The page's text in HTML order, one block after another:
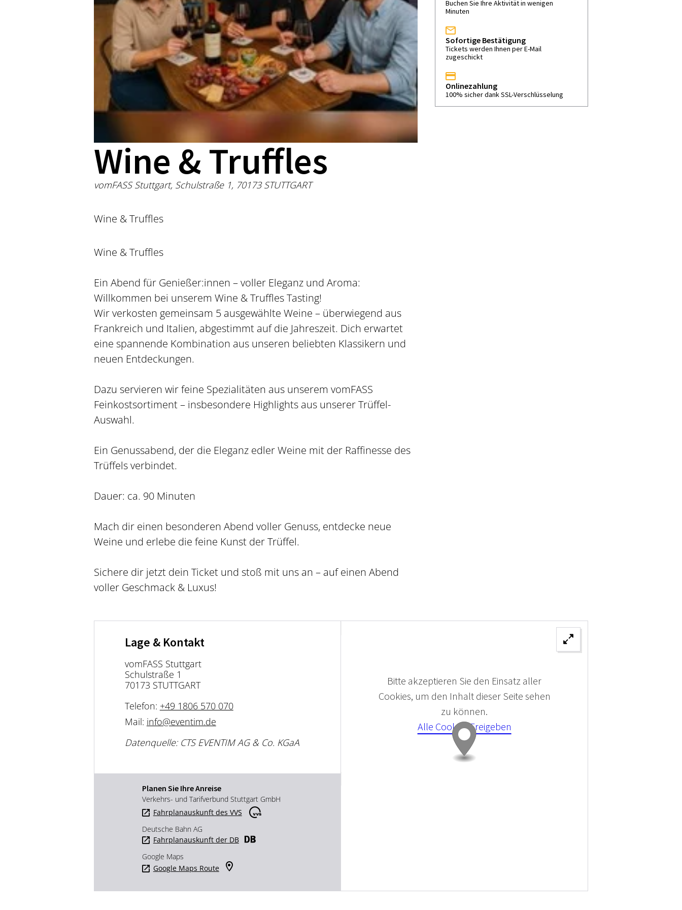
Wine & Truffles
vomFASS Stuttgart, Schulstraße 1, 70173 STUTTGART
Wine & Truffles
Wine & Truffles
Ein Abend für Genießer:innen – voller Eleganz und Aroma:
Willkommen bei unserem Wine & Truffles Tasting!
Wir verkosten gemeinsam 5 ausgewählte Weine – überwiegend aus
Frankreich und Italien, abgestimmt auf die Jahreszeit. Dich erwartet
eine spannende Kombination aus unseren beliebten Klassikern und
neuen Entdeckungen.
Dazu servieren wir feine Spezialitäten aus unserem vomFASS
Feinkostsortiment – insbesondere Highlights aus unserer Trüffel-
Auswahl.
Ein Genussabend, der die Eleganz edler Weine mit der Raffinesse des
Trüffels verbindet.
Dauer: ca. 90 Minuten
Mach dir einen besonderen Abend voller Genuss, entdecke neue
Weine und erlebe die feine Kunst der Trüffel.
Sichere dir jetzt dein Ticket und stoß mit uns an – auf einen Abend
voller Geschmack & Luxus!
Buchen Sie Ihre Aktivität in wenigen
Minuten
Sofortige Bestätigung
Tickets werden Ihnen per E-Mail
zugeschickt
Onlinezahlung
100% sicher dank SSL-Verschlüsselung
Lage & Kontakt
vomFASS Stuttgart
Schulstraße 1
70173 STUTTGART
Telefon: +49 1806 570 070
Mail: info@eventim.de
Datenquelle: CTS EVENTIM AG & Co. KGaA
Planen Sie Ihre Anreise
Verkehrs- und Tarifverbund Stuttgart GmbH
Fahrplanauskunft des VVS
Deutsche Bahn AG
Fahrplanauskunft der DB
Google Maps
Google Maps Route
Bitte akzeptieren Sie den Einsatz aller
Cookies, um den Inhalt dieser Seite sehen
zu können.
Alle Cookies Freigeben